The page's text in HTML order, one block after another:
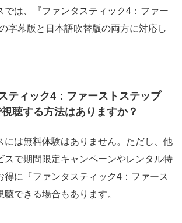
では、『ファンタスティック4：ファー
字幕版と日本語吹替版の両方に対応し
ティック4：ファーストステップ
聴する方法はありますか？
には無料体験はありません。ただし、他
スで期間限定キャンペーンやレンタル特
得に『ファンタスティック4：ファース
聴できる場合もあります。